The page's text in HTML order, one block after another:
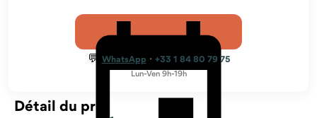
💬 WhatsApp · +33 1 84 80 79 75
Lun-Ven 9h-19h
Détail du prix